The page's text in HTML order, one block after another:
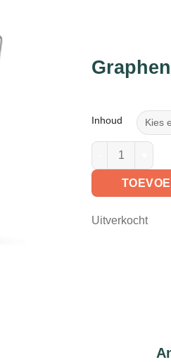
Inhoud
Graphenstone
Uitverkocht